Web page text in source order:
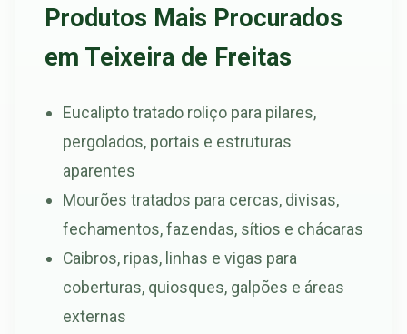
Produtos Mais Procurados
em Teixeira de Freitas
Eucalipto tratado roliço para pilares,
pergolados, portais e estruturas
aparentes
Mourões tratados para cercas, divisas,
fechamentos, fazendas, sítios e chácaras
Caibros, ripas, linhas e vigas para
coberturas, quiosques, galpões e áreas
externas